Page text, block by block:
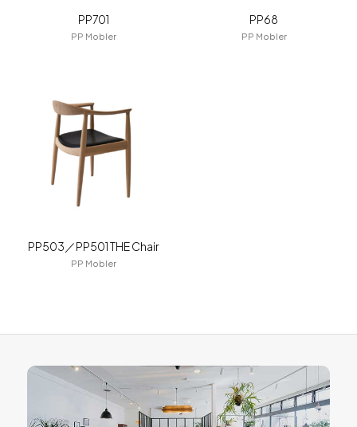
フラッグシップストア
熊本店
Arv
PP701
PP Mobler
PP68
PP Mobler
PP503／PP501 THE Chair
PP Mobler